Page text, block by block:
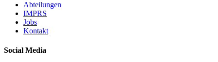
Abteilungen
IMPRS
Jobs
Kontakt
Social Media